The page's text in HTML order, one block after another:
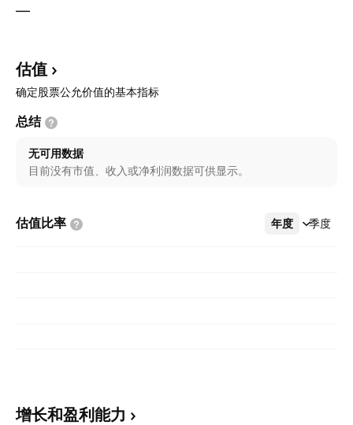
—
估值
确定股票公允价值的基本指标
总结
无可用数据
目前没有市值、收入或净利润数据可供显示。
估值比率 年度 季度
更多
增长和盈利能力